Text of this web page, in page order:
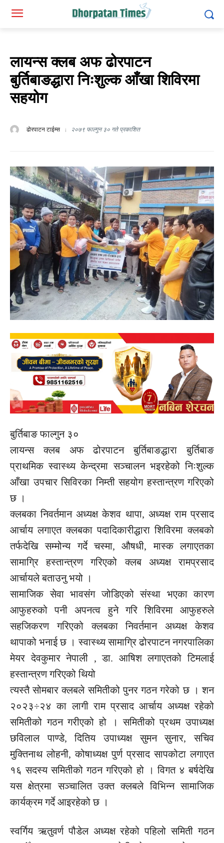
लायन्स क्लब अफ ढोरपाटन
बुर्तिबाङद्धारा निःशुल्क आँखा शिविरमा
सहयोग
ढोरपाटन टाईम्स २०७९ फाल्गुन ३० गते प्रकाशित
बुर्तिबाङ फाल्गुन ३०
लायन्स क्लब अफ ढोरपाटन बुर्तिबाङद्धारा बुर्तिबाङ
प्राथमिक स्वास्थ्य केन्द्रमा सञ्चालन भइरहेको निःशुल्क
आँखा उपचार सिविरका निम्ती सहयोग हस्तान्त्रण गरिएको
छ ।
क्लबका निवर्तमान अध्यक्ष केशव थापा, अध्यक्ष राम प्रसाद
आर्चाय लगाएत क्लबका पदादिकारीद्धारा शिविरमा क्लबको
तर्फदेखि सम्मोन्य गर्दे चस्मा, औषधी, मास्क लगाएतका
सामाग्रि हस्तान्त्रण गरिएको क्लब अध्यक्ष रामप्रसाद
आर्चायले बताउनु भयो ।
सामाजिक सेवा भावसंग जोडिएको संस्था भएका कारण
आफुहरुको पनी अपनत्व हुने गरि शिविरमा आफुहरुले
सहजिकरण गरिएको क्लबका निवर्तमान अध्यक्ष केशव
थापाको भनाई छ । स्वास्थ्य सामाग्रि ढोरपाटन नगरपालिका
मेयर देवकुमार नेपाली , डा. आषिश लगाएतको टिमलाई
हस्तान्त्रण गरिएको थियो
त्यस्तै सोमबार क्लबले समितीको पुनर गठन गरेको छ । शन
२०२३÷२४ का लागी राम प्रसाद आर्चाय अध्यक्ष रहेको
समितीको गठन गरीएको हो । समितीको प्रथम उपाध्यक्ष
छविलाल पाण्डे, दितिय उपाध्यक्ष सुमन सुनार, सचिव
मुक्तिनाथ लोहनी, कोषाध्यक्ष पुर्ण प्रसाद सापकोटा लगाएत
१६ सदस्य समितीको गठन गरिएको हो । विगत ४ बर्षदेखि
यस क्षेत्रमा सञ्चालित उक्त क्लबले विभिन्न सामाजिक
कार्यक्रम गर्दे आइरहेको छ ।
स्वर्गिय ऋतुवर्ण पौडेल अध्यक्ष रहेको पहिलो समिती गठन